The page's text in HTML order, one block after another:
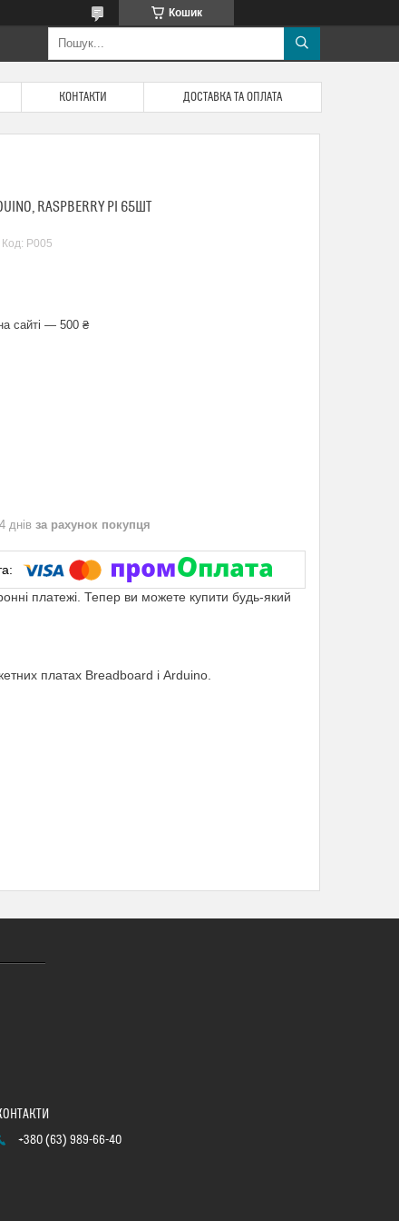
Кошик
КОНТАКТИ ДОСТАВКА ТА ОПЛАТА
RASPBERRY PI 65ШТ
Код: P005
сайті — 500 ₴
днів за рахунок покупця
платежі. Тепер ви можете купити будь-який
платах Breadboard і Arduino.
+380 (63) 989-66-40